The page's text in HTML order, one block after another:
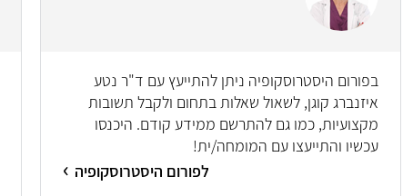
בפורום היסטרוסקופיה ניתן להתייעץ עם ד"ר נטע
איזנברג קוגן, לשאול שאלות בתחום ולקבל תשובות
מקצועיות, כמו גם להתרשם ממידע קודם. היכנסו
עכשיו והתייעצו עם המומחה/ית!
לפורום היסטרוסקופיה